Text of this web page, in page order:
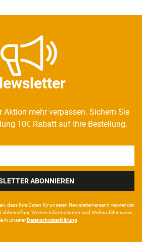
Aktion mehr verpassen. Sichern Sie
10€ Rabatt auf Ihre Bestellung.
ABONNIEREN
dass Ihre Da­ten für unseren News­letter­versand ver­wen­det
ab­bestel­lbar. Weitere Infor­mationen und Wider­rufshin­weise
in unsererDaten­schutz­erklärung